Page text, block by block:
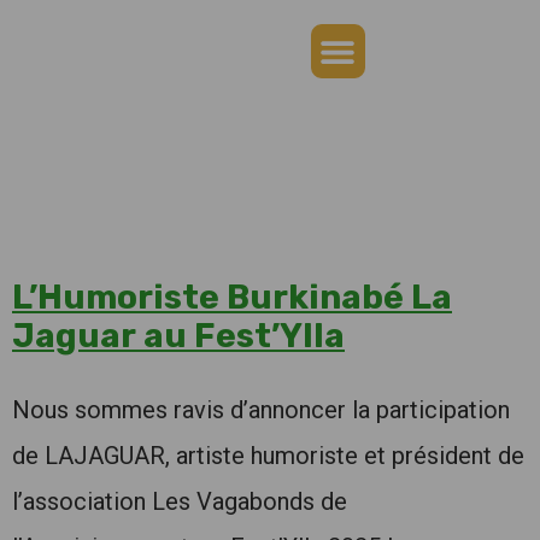
L’Humoriste Burkinabé La
Jaguar au Fest’Ylla
Nous sommes ravis d’annoncer la participation
de LAJAGUAR, artiste humoriste et président de
l’association Les Vagabonds de